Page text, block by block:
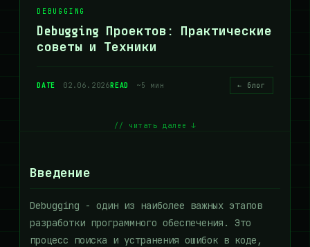
DEBUGGING
Debugging Проектов: Практические
советы и Техники
DATE 02.06.2026READ ~5 мин ← блог
// читать далее ↓
Введение
Debugging - один из наиболее важных этапов
разработки программного обеспечения. Это
процесс поиска и устранения ошибок в коде,